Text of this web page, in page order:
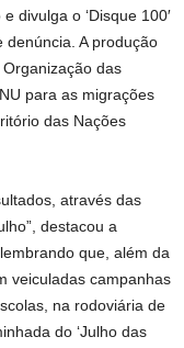
divulga o ‘Disque 100′
denúncia. A produção
das
para as migrações
das Nações
através das
destacou a
que, além da
veiculadas campanhas
na rodoviária de
do ‘Julho das